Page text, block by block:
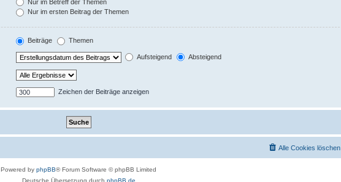
Nur im Betreff der Themen
Nur im ersten Beitrag der Themen
Beiträge Themen
Aufsteigend Absteigend
Zeichen der Beiträge anzeigen
Alle Cookies löschen
Powered by phpBB® Forum Software © phpBB Limited
Deutsche Übersetzung durch phpBB.de